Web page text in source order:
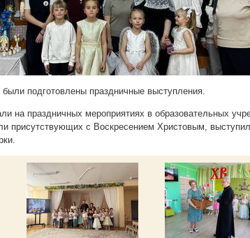
подготовлены праздничные выступления.
на праздничных мероприятиях в образовательных
присутствующих с Воскресением Христовым,